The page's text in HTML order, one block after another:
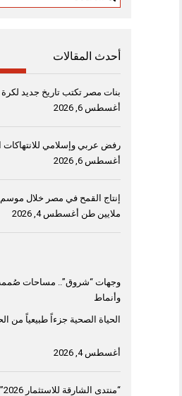
أحدث المقالات
بنات مصر تكتب تاريخ جديد لكرة
أغسطس 6, 2026
رفض عربي وإسلامي للانتهاكات
أغسطس 6, 2026
ملايين طن أغسطس 4, 2026
وجهات “شروق”.. مساحات
وأنماط
الحياة الصحية جزءاً طبيعياً من
أغسطس 4, 2026